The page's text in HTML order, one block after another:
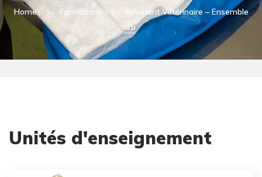
Home Formations
Assistant Vétérinaire – Ensemble
1b
Unités d'enseignement